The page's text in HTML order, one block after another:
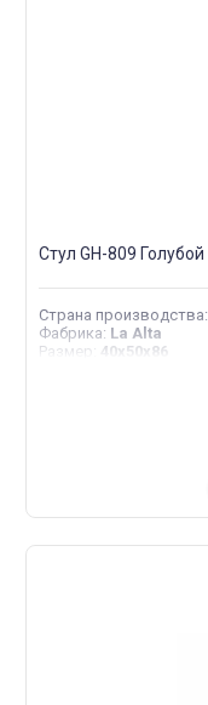
Стул GH-809 Голубой
Страна производства:
Фабрика: La Alta
Размер : 40х50х86